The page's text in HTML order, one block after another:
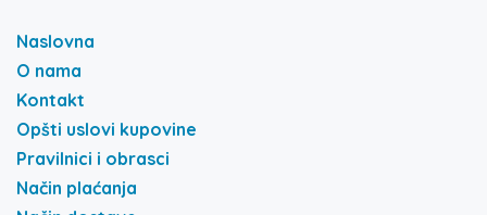
Naslovna
O nama
Kontakt
Opšti uslovi kupovine
Pravilnici i obrasci
Način plaćanja